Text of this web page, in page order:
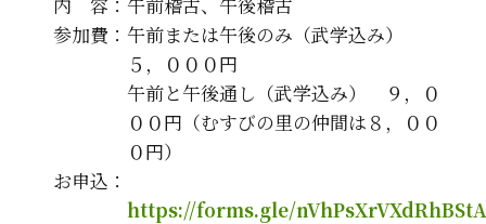
参加費：午前または午後のみ（武学込み）
５，０００円
午前と午後通し（武学込み） ９，０
００円（むすびの里の仲間は８，００
０円）
お申込：
https://forms.gle/